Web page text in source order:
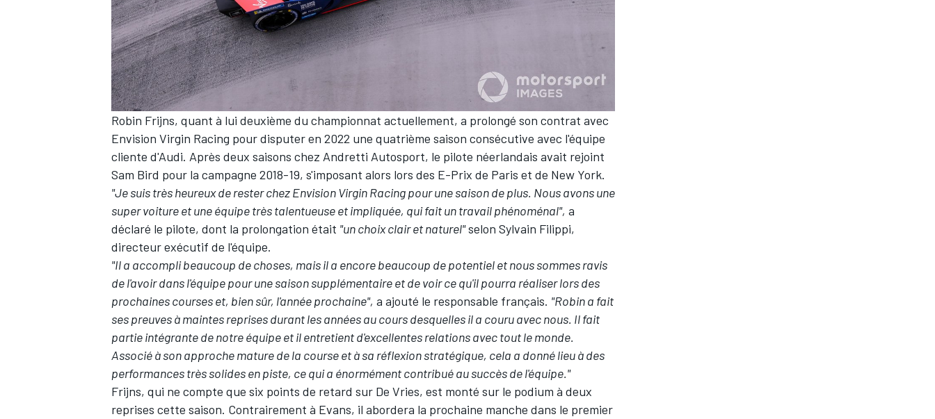
Robin Frijns, quant à lui deuxième du championnat actuellement, a prolongé son contrat avec
Envision Virgin Racing pour disputer en 2022 une quatrième saison consécutive avec l'équipe
cliente d'Audi. Après deux saisons chez Andretti Autosport, le pilote néerlandais avait rejoint
Sam Bird pour la campagne 2018-19, s'imposant alors lors des E-Prix de Paris et de New York.
"Je suis très heureux de rester chez Envision Virgin Racing pour une saison de plus. Nous avons une
super voiture et une équipe très talentueuse et impliquée, qui fait un travail phénoménal", a
déclaré le pilote, dont la prolongation était "un choix clair et naturel"selon Sylvain Filippi,
directeur exécutif de l'équipe.
"Il a accompli beaucoup de choses, mais il a encore beaucoup de potentiel et nous sommes ravis
de l'avoir dans l'équipe pour une saison supplémentaire et de voir ce qu'il pourra réaliser lors des
prochaines courses et, bien sûr, l'année prochaine", a ajouté le responsable français. "Robin a fait
ses preuves à maintes reprises durant les années au cours desquelles il a couru avec nous. Il fait
partie intégrante de notre équipe et il entretient d'excellentes relations avec tout le monde.
Associé à son approche mature de la course et à sa réflexion stratégique, cela a donné lieu à des
performances très solides en piste, ce qui a énormément contribué au succès de l'équipe."
Frijns, qui ne compte que six points de retard sur De Vries, est monté sur le podium à deux
reprises cette saison. Contrairement à Evans, il abordera la prochaine manche dans le premier